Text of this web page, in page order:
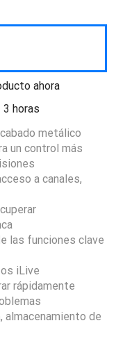
ahora
horas
metálico
un control más
a canales,
las funciones clave
iLive
rápidamente
almacenamiento de